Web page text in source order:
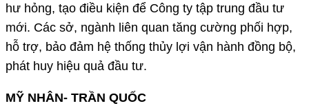
hư hỏng, tạo điều kiện để Công ty tập trung đầu tư
mới. Các sở, ngành liên quan tăng cường phối hợp,
hỗ trợ, bảo đảm hệ thống thủy lợi vận hành đồng bộ,
phát huy hiệu quả đầu tư.
MỸ NHÂN- TRẦN QUỐC